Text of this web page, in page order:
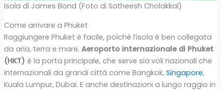
Isola di James Bond (Foto di Satheesh Cholakkal)
Come arrivare a Phuket
Raggiungere Phuket è facile, poiché l’isola è ben collegata
da aria, terra e mare. Aeroporto internazionale di Phuket
(HKT) è la porta principale, che serve sia voli nazionali che
internazionali da grandi città come Bangkok, Singapore,
Kuala Lumpur, Dubai. E anche destinazioni a lungo raggio in